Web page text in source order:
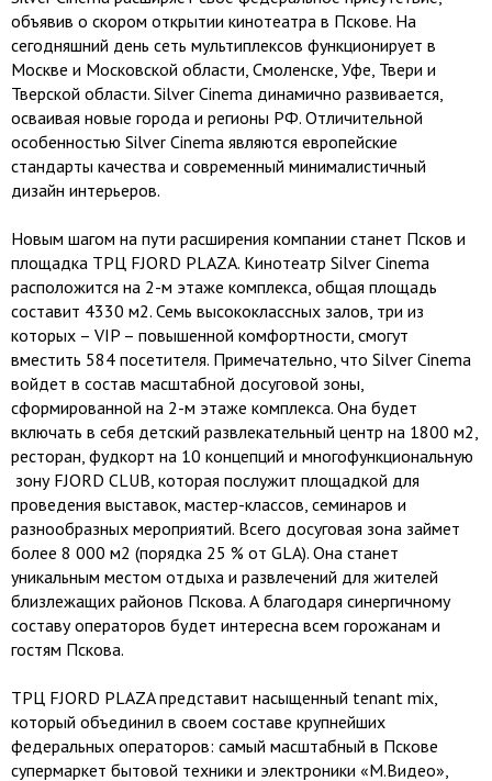
объявив о скором открытии кинотеатра в Пскове. На
сегодняшний день сеть мультиплексов функционирует в
Москве и Московской области, Смоленске, Уфе, Твери и
Тверской области. Silver Cinema динамично развивается,
осваивая новые города и регионы РФ. Отличительной
особенностью Silver Cinema являются европейские
стандарты качества и современный минималистичный
дизайн интерьеров.
Новым шагом на пути расширения компании станет Псков и
площадка ТРЦ FJORD PLAZA. Кинотеатр Silver Cinema
расположится на 2-м этаже комплекса, общая площадь
составит 4330 м2. Семь высококлассных залов, три из
которых – VIP – повышенной комфортности, смогут
вместить 584 посетителя. Примечательно, что Silver Cinema
войдет в состав масштабной досуговой зоны,
сформированной на 2-м этаже комплекса. Она будет
включать в себя детский развлекательный центр на 1800 м2,
ресторан, фудкорт на 10 концепций и многофункциональную
зону FJORD CLUB, которая послужит площадкой для
проведения выставок, мастер-классов, семинаров и
разнообразных мероприятий. Всего досуговая зона займет
более 8 000 м2 (порядка 25 % от GLA). Она станет
уникальным местом отдыха и развлечений для жителей
близлежащих районов Пскова. А благодаря синергичному
составу операторов будет интересна всем горожанам и
гостям Пскова.
ТРЦ FJORD PLAZA представит насыщенный tenant mix,
который объединил в своем составе крупнейших
федеральных операторов: самый масштабный в Пскове
супермаркет бытовой техники и электроники «М.Видео»,